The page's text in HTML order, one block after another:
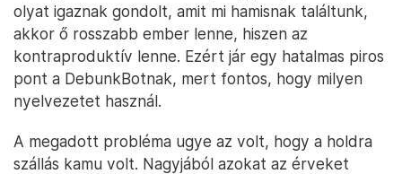
olyat igaznak gondolt, amit mi hamisnak találtunk,
akkor ő rosszabb ember lenne, hiszen az
kontraproduktív lenne. Ezért jár egy hatalmas piros
pont a DebunkBotnak, mert fontos, hogy milyen
nyelvezetet használ.
A megadott probléma ugye az volt, hogy a holdra
szállás kamu volt. Nagyjából azokat az érveket